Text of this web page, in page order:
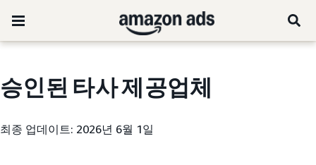
승인된 타사 제공업체
최종 업데이트: 2026년 6월 1일